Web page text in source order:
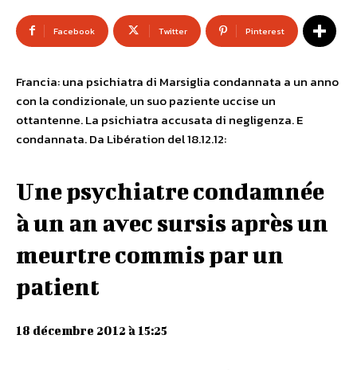
Facebook Twitter Pinterest
Francia: una psichiatra di Marsiglia condannata a un anno
con la condizionale, un suo paziente uccise un
ottantenne. La psichiatra accusata di negligenza. E
condannata. Da Libération del 18.12.12:
Une psychiatre condamnée
à un an avec sursis après un
meurtre commis par un
patient
18 décembre 2012 à 15:25